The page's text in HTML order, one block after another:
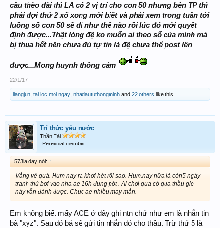
cầu thèo đài thì LA có 2 vị trí cho con 50 nhưng bên TP thì
phải đợi thứ 2 xổ xong mới biết và phải xem trong tuần tới
luồng số con 50 sẽ đi như thế nào rồi lúc đó mới quyết
định được...Thật lòng đệ ko muốn ai theo số của mình mà
bị thua hết nên chưa đủ tự tin là đệ chưa thể post lên
được...Mong huynh thông cảm
22/1/17
liangjun tai loc moi ngay nhadaututhongminh and 22 others like this.
Trí thức yêu nước
Thần Tài
Perennial member
573la.day nói: ↑
Vắng vẻ quá. Hum nay ra khơi hét rồi sao. Hum.nay nữa là còn5 ngày
tranh thủ bơi vao nha ae 16h đung pót . Ai choi qua cò qua thầu gio
này vẫn đánh được. Chuc ae nhiều may mắn.
Em không biết mấy ACE ở đây ghi ntn chứ như em là nhắn tin
bà "xyz". Sau đó bả sẽ gửi tin nhắn đó cho thầu. Trừ thứ 5 là